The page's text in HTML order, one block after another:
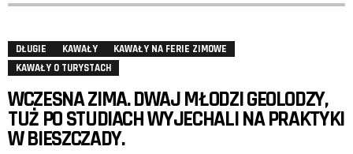
DŁUGIE KAWAŁY
KAWAŁY NA FERIE ZIMOWE
KAWAŁY O TURYSTACH
WCZESNA ZIMA. DWAJ MŁODZI GEOLODZY,
TUŻ PO STUDIACH WYJECHALI NA PRAKTYKI
W BIESZCZADY.